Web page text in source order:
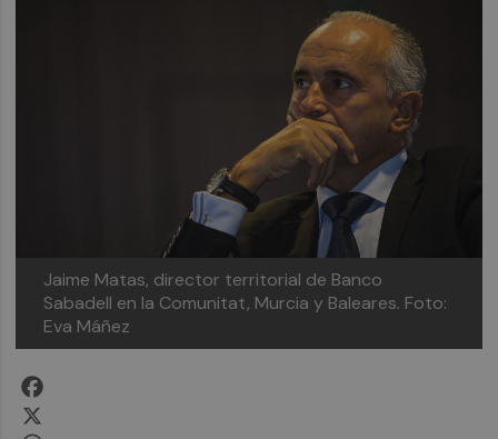
Jaime Matas, director territorial de Banco
Sabadell en la Comunitat, Murcia y Baleares. Foto:
Eva Máñez